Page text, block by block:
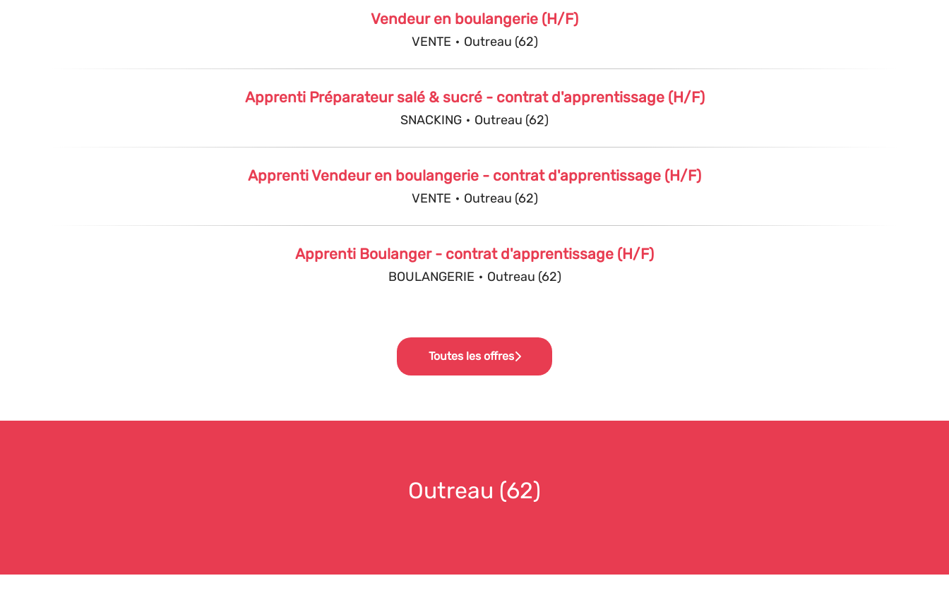
Vendeur en boulangerie (H/F)
VENTE · Outreau (62)
Apprenti Préparateur salé & sucré - contrat d'apprentissage (H/F)
SNACKING · Outreau (62)
Apprenti Vendeur en boulangerie - contrat d'apprentissage (H/F)
VENTE · Outreau (62)
Apprenti Boulanger - contrat d'apprentissage (H/F)
BOULANGERIE · Outreau (62)
Toutes les offres
Outreau (62)